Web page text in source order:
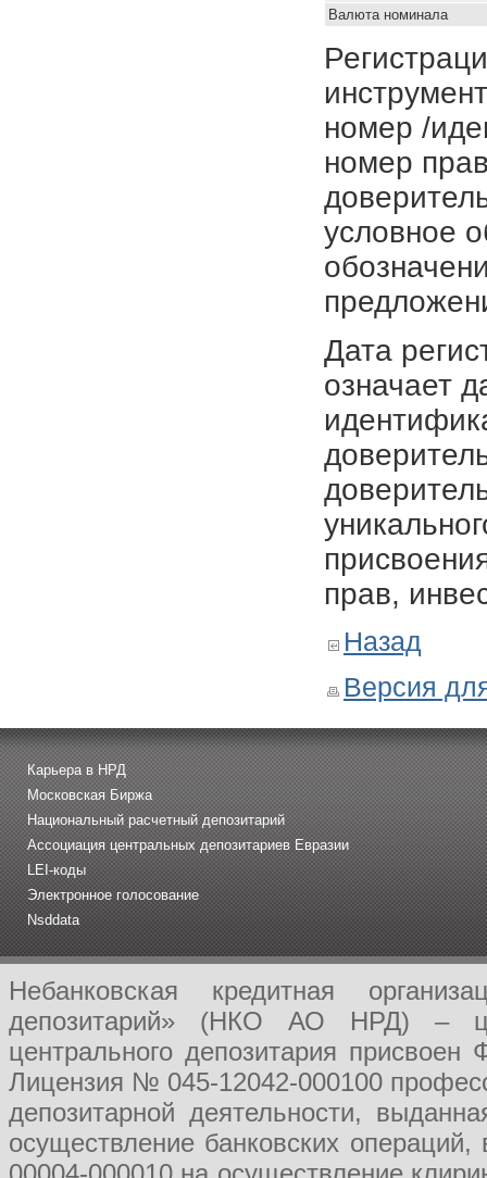
Валюта номинала
номер /
номер
условное
Дата
означает
прав,
Назад
Версия
Карьера в НРД
Московская Биржа
Национальный расчетный депозитарий
Ассоциация центральных депозитариев Евразии
LEI-коды
Электронное голосование
Nsddata
Небанковская кредитная
депозитарий» (НКО АО НРД) –
центрального депозитария
Лицензия № 045-12042-000100
депозитарной деятельности,
осуществление банковских